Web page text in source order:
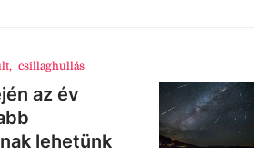
, csillaghullás
az év
lehetünk